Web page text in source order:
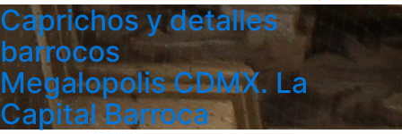
Caprichos y detalles
barrocos
Megalopolis CDMX. La
Capital Barroca